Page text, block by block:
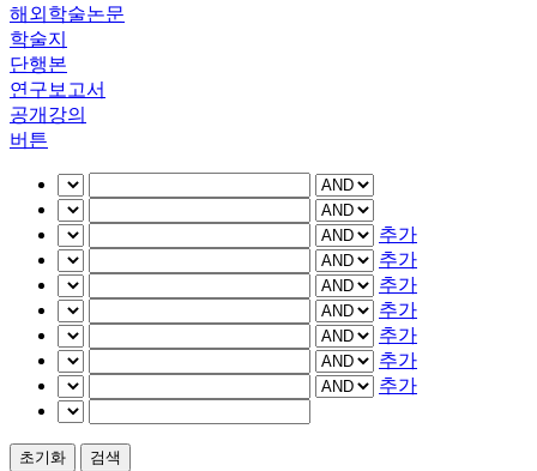
해외학술논문
학술지
단행본
연구보고서
공개강의
버튼
추가
추가
추가
추가
추가
추가
추가